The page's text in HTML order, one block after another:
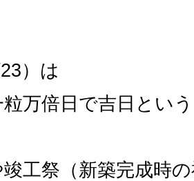
）は
万倍日で吉日とい
工祭（新築完成時